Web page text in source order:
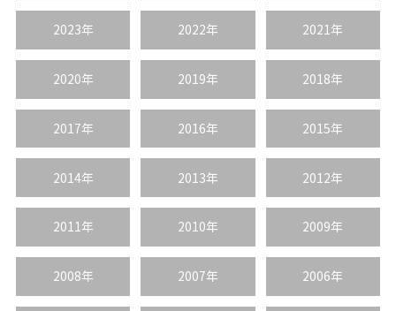
2023年 2022年 2021年
2020年 2019年 2018年
2017年 2016年 2015年
2014年 2013年 2012年
2011年 2010年 2009年
2008年 2007年 2006年